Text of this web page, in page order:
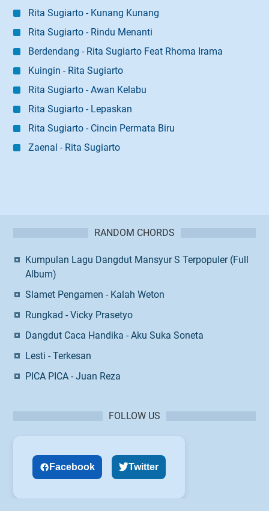
Rita Sugiarto - Kunang Kunang
Rita Sugiarto - Rindu Menanti
Berdendang - Rita Sugiarto Feat Rhoma Irama
Kuingin - Rita Sugiarto
Rita Sugiarto - Awan Kelabu
Rita Sugiarto - Lepaskan
Rita Sugiarto - Cincin Permata Biru
Zaenal - Rita Sugiarto
RANDOM CHORDS
Kumpulan Lagu Dangdut Mansyur S Terpopuler (Full
Album)
Slamet Pengamen - Kalah Weton
Rungkad - Vicky Prasetyo
Dangdut Caca Handika - Aku Suka Soneta
Lesti - Terkesan
PICA PICA - Juan Reza
FOLLOW US
Facebook Twitter